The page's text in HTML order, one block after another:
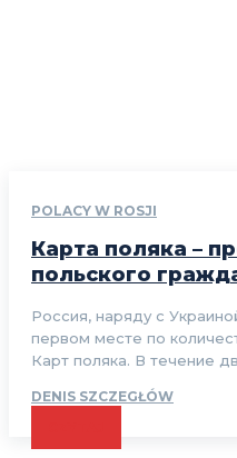
POLACY W ROSJI
Карта поляка –
польского
Россия, наряду с
первом месте по
Карт поляка. В течение
DENIS SZCZEGŁÓW